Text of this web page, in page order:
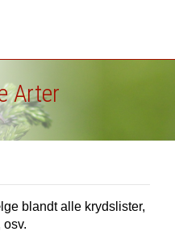
Arter
blandt alle krydslister,
osv.